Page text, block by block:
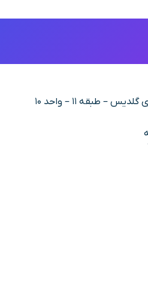
– طبقه 11 – واحد 10